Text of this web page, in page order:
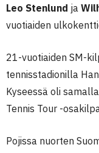
Leo Stenlund ja
vuotiaiden
21-vuotiaiden SM-
tennisstadionilla
Kyseessä oli
Tennis Tour -
Pojissa nuorten